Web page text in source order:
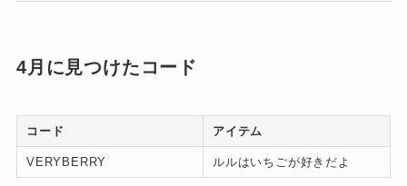
4月に見つけたコード
コード アイテム
VERYBERRY ルルはいちごが好きだよ